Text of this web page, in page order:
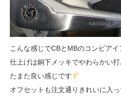
こんな感じでCBとMBのコンビア
仕上げは銅下メッキでやわらかい打
たまた良い感じです
オフセットも注文通りきれいに入